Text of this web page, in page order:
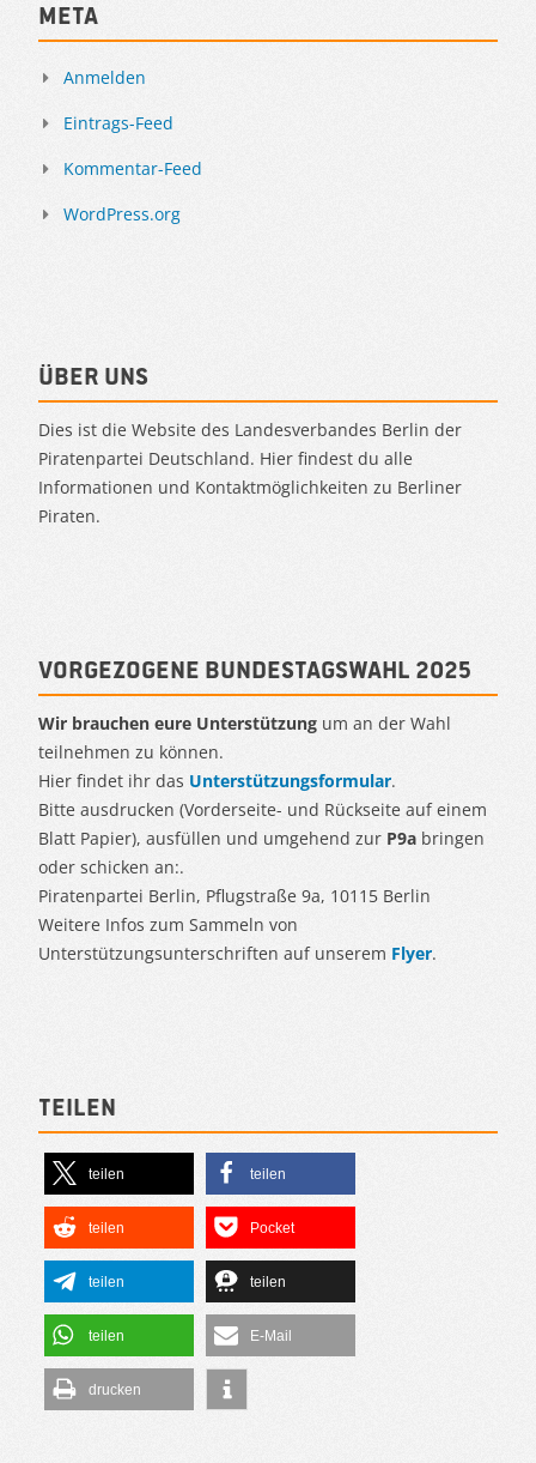
Meta
Anmelden
Eintrags-Feed
Kommentar-Feed
WordPress.org
Über uns
Dies ist die Website des Landesverbandes Berlin der
Piratenpartei Deutschland. Hier findest du alle
Informationen und Kontaktmöglichkeiten zu Berliner
Piraten.
Vorgezogene Bundestagswahl 2025
Wir brauchen eure Unterstützung um an der Wahl
teilnehmen zu können.
Hier findet ihr das Unterstützungsformular.
Bitte ausdrucken (Vorderseite- und Rückseite auf einem
Blatt Papier), ausfüllen und umgehend zur P9a bringen
oder schicken an:.
Piratenpartei Berlin, Pflugstraße 9a, 10115 Berlin
Weitere Infos zum Sammeln von
Unterstützungsunterschriften auf unserem Flyer.
Teilen
teilen teilen
teilen Pocket
teilen teilen
teilen E-Mail
drucken